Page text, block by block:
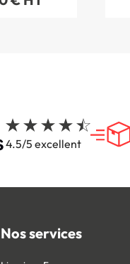
4.5/5 excellent
Nos services